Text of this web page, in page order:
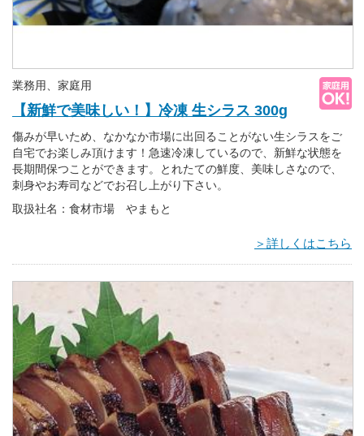
業務用、家庭用
【新鮮で美味しい！】冷凍 生シラス 300g
傷みが早いため、なかなか市場に出回ることがない生シラスをご
自宅でお楽しみ頂けます！急速冷凍しているので、新鮮な状態を
長期間保つことができます。とれたての鮮度、美味しさなので、
刺身やお寿司などでお召し上がり下さい。
取扱社名：食材市場 やまもと
＞詳しくはこちら